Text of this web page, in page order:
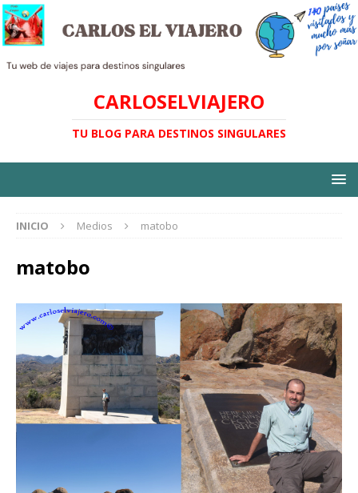
CARLOSELVIAJERO
TU BLOG PARA DESTINOS SINGULARES
INICIO Medios matobo
matobo